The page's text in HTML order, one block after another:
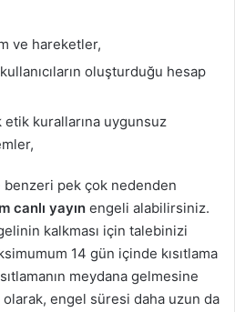
ve hareketler,
kullanıcıların oluşturduğu hesap
kurallarına uygunsuz
benzeri pek çok nedenden
canlı yayın engeli alabilirsiniz.
kalkması için talebinizi
14 gün içinde kısıtlama
meydana gelmesine
engel süresi daha uzun da